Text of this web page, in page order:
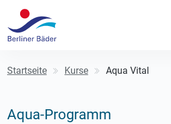
Startseite Kurse Aqua Vital
Aqua-Programm